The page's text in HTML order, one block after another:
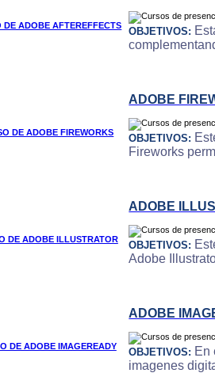
OBJETIVOS:
ADOBE
OBJETIVOS:
Fireworks
ADOBE
OBJETIVOS:
Adobe
ADOBE
OBJETIVOS: En
imagenes